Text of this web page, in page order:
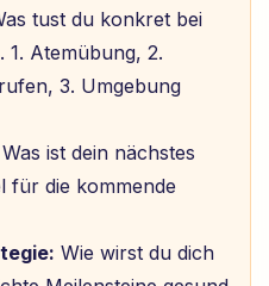
tust du konkret bei
1. Atemübung, 2.
3. Umgebung
Was ist dein nächstes
für die kommende
Wie wirst du dich